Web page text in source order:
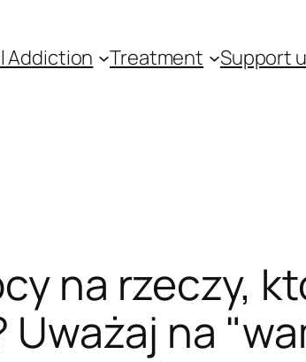
Addiction Treatment Support
na rzeczy,
na